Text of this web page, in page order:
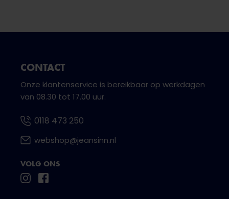
CONTACT
Onze klantenservice is bereikbaar op werkdagen
van 08.30 tot 17.00 uur.
0118 473 250
webshop@jeansinn.nl
VOLG ONS